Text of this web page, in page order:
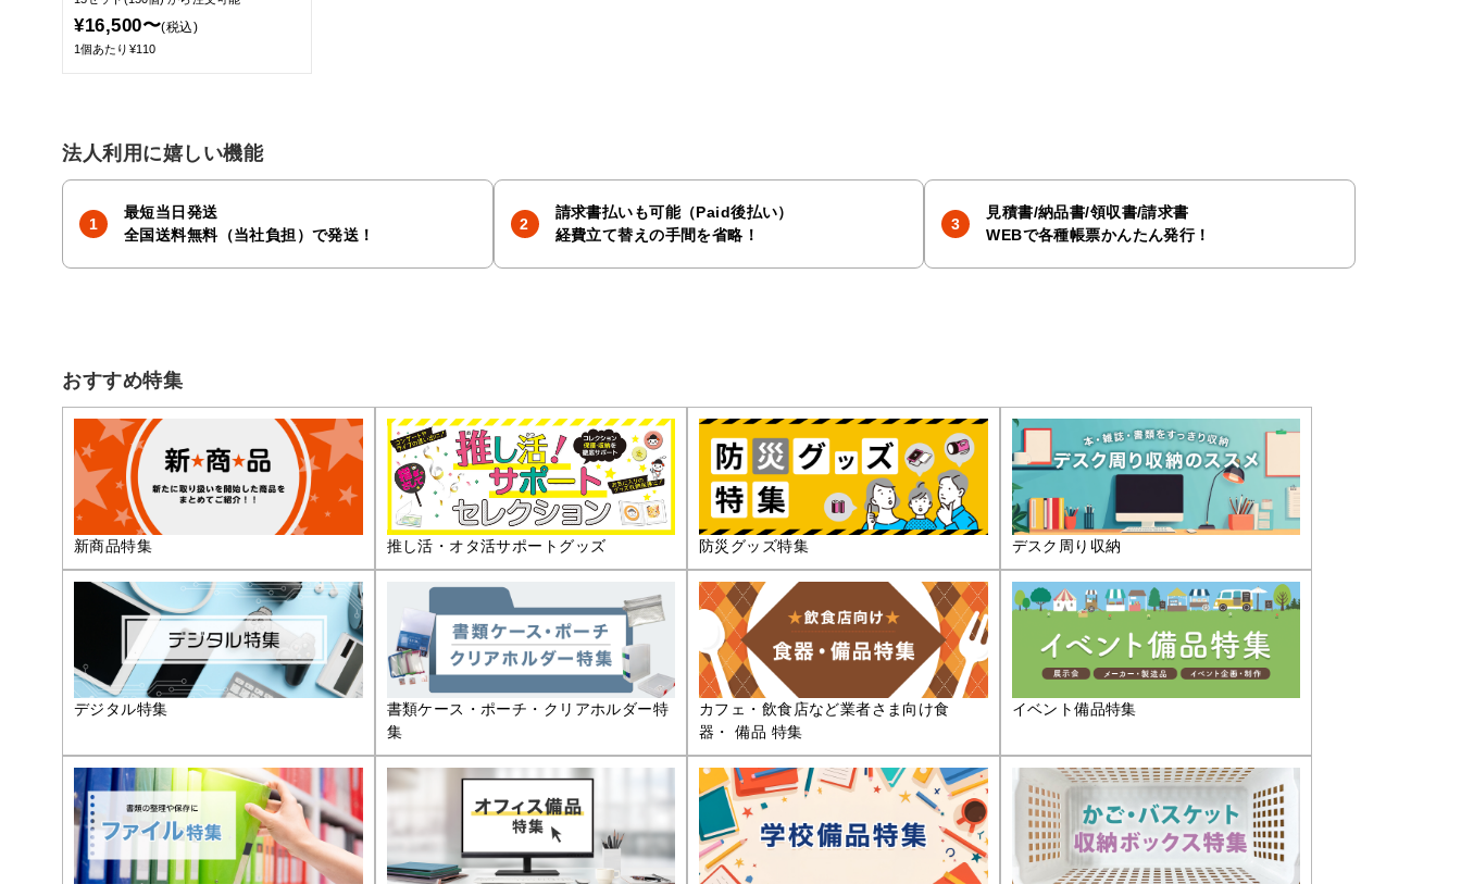
¥16,500〜(税込)
1個あたり¥110
法人利用に嬉しい機能
最短当日発送
全国送料無料（当社負担）で発送！
請求書払いも可能（Paid後払い）
経費立て替えの手間を省略！
見積書/納品書/領収書/請求書
WEBで各種帳票かんたん発行！
おすすめ特集
新商品特集 推し活・オタ活サポートグッズ 防災グッズ特集 デスク周り収納
デジタル特集
書類ケース・ポーチ・クリアホルダー特
集
カフェ・飲食店など業者さま向け食
器・ 備品 特集
イベント備品特集